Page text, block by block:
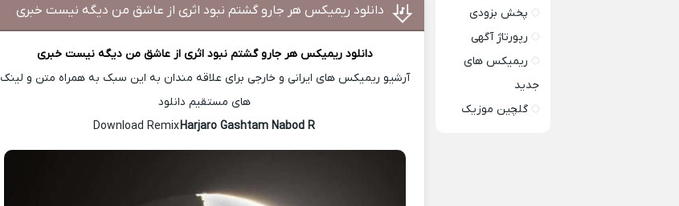
دانلود ریمیکس هر جارو گشتم نبود اثری از عاشق من دیگه نیست خبری
دانلود ریمیکس هر جارو گشتم نبود اثری از عاشق من دیگه نیست خبری
آرشیو ریمیکس های ایرانی و خارجی برای علاقه مندان به این سبک به همراه متن و لینک
های مستقیم دانلود
Harjaro Gashtam Nabod R
پخش بزودی
رپورتاژ آگهی
ریمیکس های
جدید
گلچین موزیک